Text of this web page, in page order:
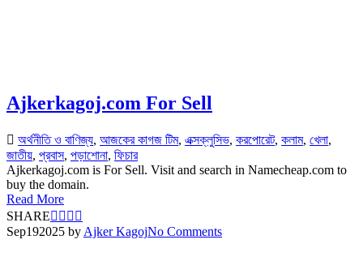
Ajkerkagoj.com For Sell
অর্থনীতি ও বাণিজ্য, আজকের কাগজ টিম, এক্সক্লুসিভ, করপোরেট, কলাম, খেলা,
জাতীয়, প্রবাস, পড়াশোনা, ফিচার
Ajkerkagoj.com is For Sell. Visit and search in Namecheap.com to
buy the domain.
Read More
SHARE
Sep192025 by Ajker KagojNo Comments